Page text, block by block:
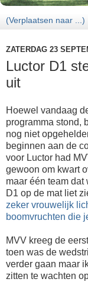
ZATERDAG 23
Luctor D1
uit
Hoewel vandaag
programma stond,
nog niet
beginnen aan de
voor Luctor had
gewoon om kwart
maar één team
D1 op de mat liet
zeker vrouwelijk
boomvruchten die
MVV kreeg de
toen was de
verder gaan maar
zitten te wachten